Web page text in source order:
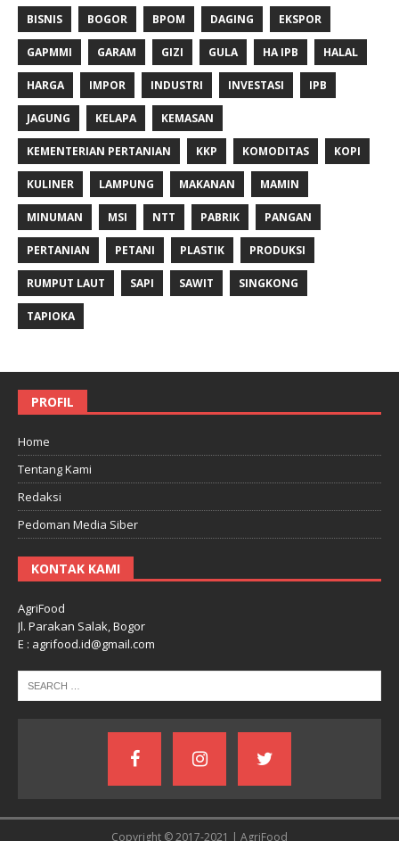
BISNIS BOGOR BPOM DAGING EKSPOR
GAPMMI GARAM GIZI GULA HA IPB HALAL
HARGA IMPOR INDUSTRI INVESTASI IPB
JAGUNG KELAPA KEMASAN
KEMENTERIAN PERTANIAN KKP KOMODITAS KOPI
KULINER LAMPUNG MAKANAN MAMIN
MINUMAN MSI NTT PABRIK PANGAN
PERTANIAN PETANI PLASTIK PRODUKSI
RUMPUT LAUT SAPI SAWIT SINGKONG
TAPIOKA
PROFIL
Home
Tentang Kami
Redaksi
Pedoman Media Siber
KONTAK KAMI
AgriFood
Jl. Parakan Salak, Bogor
E : agrifood.id@gmail.com
Copyright © 2017-2021 | AgriFood